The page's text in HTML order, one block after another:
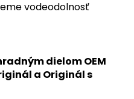
vodeodolnosť
dielom OEM
a Originál s